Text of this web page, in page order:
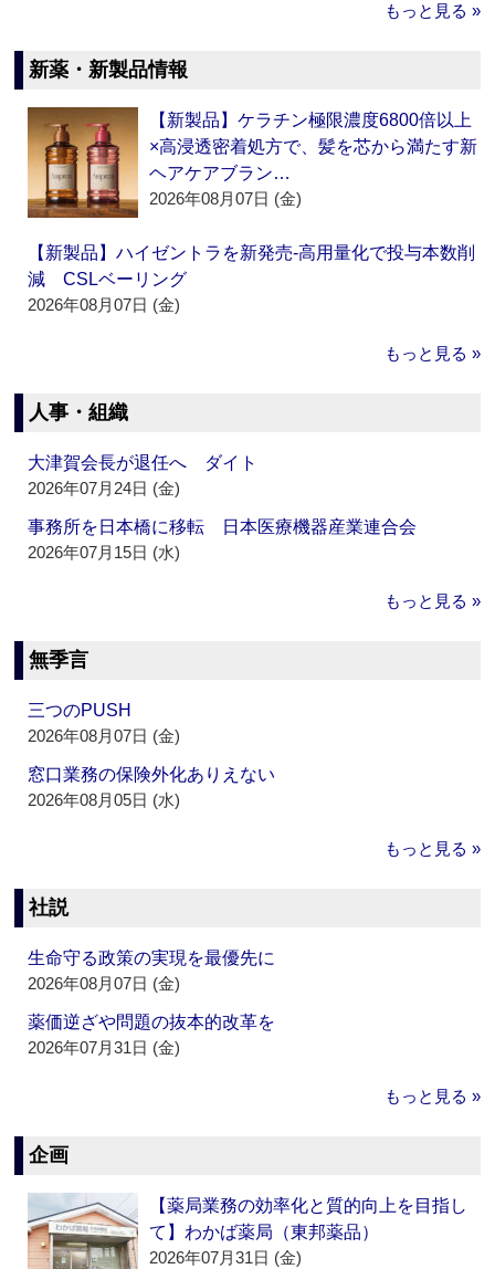
もっと見る »
新薬・新製品情報
【新製品】ケラチン極限濃度6800倍以上
×高浸透密着処方で、髪を芯から満たす新
ヘアケアブラン…
2026年08月07日 (金)
【新製品】ハイゼントラを新発売‐高用量化で投与本数削
減 CSLベーリング
2026年08月07日 (金)
もっと見る »
人事・組織
大津賀会長が退任へ ダイト
2026年07月24日 (金)
事務所を日本橋に移転 日本医療機器産業連合会
2026年07月15日 (水)
もっと見る »
無季言
三つのPUSH
2026年08月07日 (金)
窓口業務の保険外化ありえない
2026年08月05日 (水)
もっと見る »
社説
生命守る政策の実現を最優先に
2026年08月07日 (金)
薬価逆ざや問題の抜本的改革を
2026年07月31日 (金)
もっと見る »
企画
【薬局業務の効率化と質的向上を目指し
て】わかば薬局（東邦薬品）
2026年07月31日 (金)